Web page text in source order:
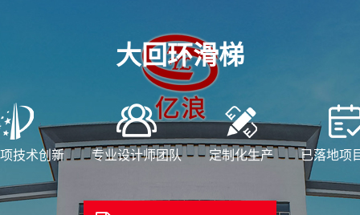
大回环滑梯
技术创新 专业设计师团队 定制化生产 已落地项